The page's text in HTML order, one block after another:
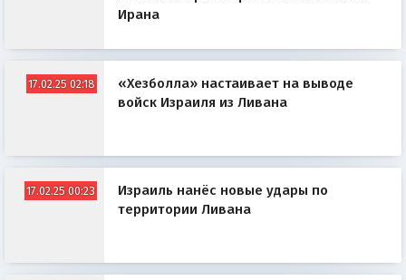
Ирана
17.02.25 02:18
«Хезболла» настаивает на выводе
войск Израиля из Ливана
17.02.25 00:23
Израиль нанёс новые удары по
территории Ливана